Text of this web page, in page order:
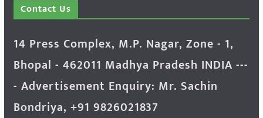
Contact Us
14 Press Complex, M.P. Nagar, Zone - 1,
Bhopal - 462011 Madhya Pradesh INDIA ---
- Advertisement Enquiry: Mr. Sachin
Bondriya, +91 9826021837